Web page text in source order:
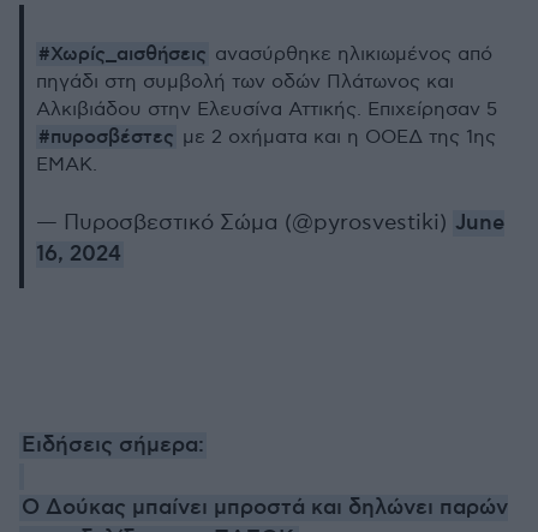
#Χωρίς_αισθήσεις ανασύρθηκε ηλικιωμένος από
πηγάδι στη συμβολή των οδών Πλάτωνος και
Αλκιβιάδου στην Ελευσίνα Αττικής. Επιχείρησαν 5
#πυροσβέστες με 2 οχήματα και η ΟΟΕΔ της 1ης
ΕΜΑΚ.
— Πυροσβεστικό Σώμα (@pyrosvestiki) June
16, 2024
Ειδήσεις σήμερα:
O Δούκας μπαίνει μπροστά και δηλώνει παρών